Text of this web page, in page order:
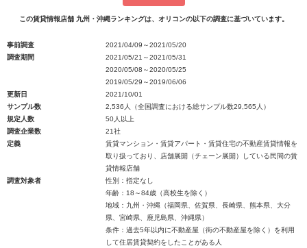
この賃貸情報店舗 九州・沖縄ランキングは、オリコンの以下の調査に基づいています。
事前調査
2021/04/09～2021/05/20
調査期間
2021/05/21～2021/05/31
2020/05/08～2020/05/25
2019/05/29～2019/06/06
更新日
2021/10/01
サンプル数
2,536人（全国調査における総サンプル数29,565人）
規定人数
50人以上
調査企業数
21社
定義
賃貸マンション・賃貸アパート・賃貸住宅の不動産賃貸情報を
取り扱っており、店舗展開（チェーン展開）している民間の賃
貸情報店舗
調査対象者
性別：指定なし
年齢：18～84歳（高校生を除く）
地域：九州・沖縄（福岡県、佐賀県、長崎県、熊本県、大分
県、宮崎県、鹿児島県、沖縄県）
条件：過去5年以内に不動産屋（街の不動産屋を除く）を利用
して住居賃貸契約をしたことがある人